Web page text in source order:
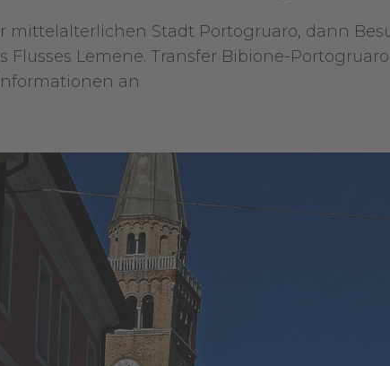
mittelalterlichen Stadt Portogruaro, dann
Flusses Lemene. Transfer Bibione-
an